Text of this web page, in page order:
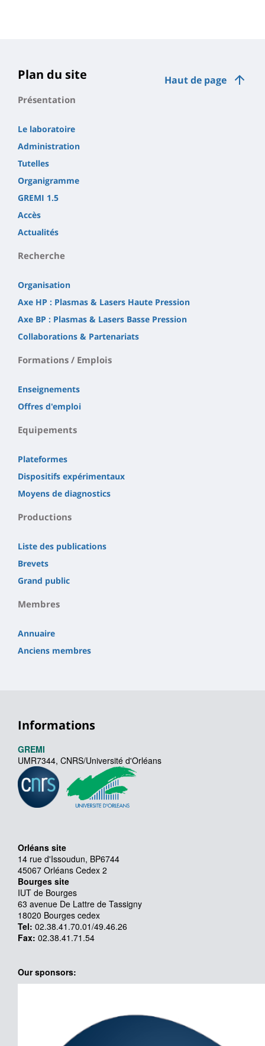
page
principale
Haut de page
Plan du site
Présentation
Le laboratoire
Administration
Tutelles
Organigramme
GREMI 1.5
Accès
Actualités
Recherche
Organisation
Axe HP : Plasmas & Lasers Haute Pression
Axe BP : Plasmas & Lasers Basse Pression
Collaborations & Partenariats
Formations / Emplois
Enseignements
Offres d'emploi
Equipements
Plateformes
Dispositifs expérimentaux
Moyens de diagnostics
Productions
Liste des publications
Brevets
Grand public
Membres
Annuaire
Anciens membres
Informations
GREMI
UMR7344, CNRS/Université d'Orléans
Orléans site
14 rue d'Issoudun, BP6744
45067 Orléans Cedex 2
Bourges site
IUT de Bourges
63 avenue De Lattre de Tassigny
18020 Bourges cedex
Tel: 02.38.41.70.01/49.46.26
Fax: 02.38.41.71.54
Our sponsors: